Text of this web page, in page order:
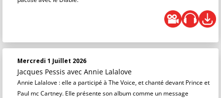
Mercredi 1 Juillet 2026
Jacques Pessis avec Annie Lalalove
Annie Lalalove : elle a participé à The Voice, et chanté devant Prince et
Paul mc Cartney. Elle présente son album comme un message